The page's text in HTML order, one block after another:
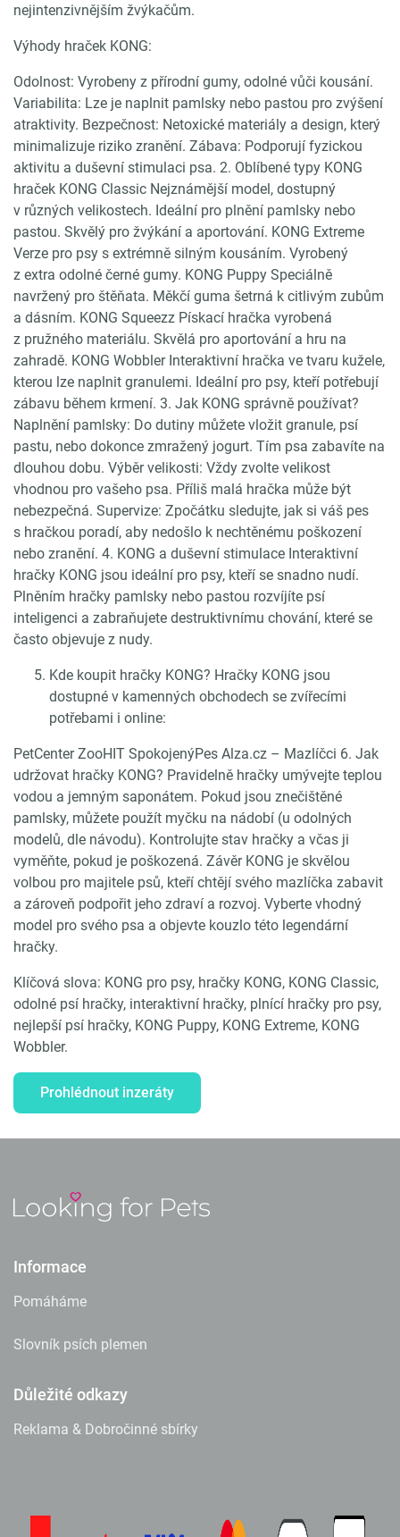
nejintenzivnějším žvýkačům.
Výhody hraček KONG:
Odolnost: Vyrobeny z přírodní gumy, odolné vůči kousání.
Variabilita: Lze je naplnit pamlsky nebo pastou pro zvýšení
atraktivity. Bezpečnost: Netoxické materiály a design, který
minimalizuje riziko zranění. Zábava: Podporují fyzickou
aktivitu a duševní stimulaci psa. 2. Oblíbené typy KONG
hraček KONG Classic Nejznámější model, dostupný
v různých velikostech. Ideální pro plnění pamlsky nebo
pastou. Skvělý pro žvýkání a aportování. KONG Extreme
Verze pro psy s extrémně silným kousáním. Vyrobený
z extra odolné černé gumy. KONG Puppy Speciálně
navržený pro štěňata. Měkčí guma šetrná k citlivým zubům
a dásním. KONG Squeezz Pískací hračka vyrobená
z pružného materiálu. Skvělá pro aportování a hru na
zahradě. KONG Wobbler Interaktivní hračka ve tvaru kužele,
kterou lze naplnit granulemi. Ideální pro psy, kteří potřebují
zábavu během krmení. 3. Jak KONG správně používat?
Naplnění pamlsky: Do dutiny můžete vložit granule, psí
pastu, nebo dokonce zmražený jogurt. Tím psa zabavíte na
dlouhou dobu. Výběr velikosti: Vždy zvolte velikost
vhodnou pro vašeho psa. Příliš malá hračka může být
nebezpečná. Supervize: Zpočátku sledujte, jak si váš pes
s hračkou poradí, aby nedošlo k nechtěnému poškození
nebo zranění. 4. KONG a duševní stimulace Interaktivní
hračky KONG jsou ideální pro psy, kteří se snadno nudí.
Plněním hračky pamlsky nebo pastou rozvíjíte psí
inteligenci a zabraňujete destruktivnímu chování, které se
často objevuje z nudy.
Kde koupit hračky KONG? Hračky KONG jsou
dostupné v kamenných obchodech se zvířecími
potřebami i online:
PetCenter ZooHIT SpokojenýPes Alza.cz – Mazlíčci 6. Jak
udržovat hračky KONG? Pravidelně hračky umývejte teplou
vodou a jemným saponátem. Pokud jsou znečištěné
pamlsky, můžete použít myčku na nádobí (u odolných
modelů, dle návodu). Kontrolujte stav hračky a včas ji
vyměňte, pokud je poškozená. Závěr KONG je skvělou
volbou pro majitele psů, kteří chtějí svého mazlíčka zabavit
a zároveň podpořit jeho zdraví a rozvoj. Vyberte vhodný
model pro svého psa a objevte kouzlo této legendární
hračky.
Klíčová slova: KONG pro psy, hračky KONG, KONG Classic,
odolné psí hračky, interaktivní hračky, plnící hračky pro psy,
nejlepší psí hračky, KONG Puppy, KONG Extreme, KONG
Wobbler.
Prohlédnout inzeráty
Informace
Pomáháme
Slovník psích plemen
Důležité odkazy
Reklama & Dobročinné sbírky